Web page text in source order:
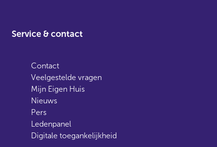
Service & contact
Contact
Veelgestelde vragen
Mijn Eigen Huis
Nieuws
Pers
Ledenpanel
Digitale toegankelijkheid